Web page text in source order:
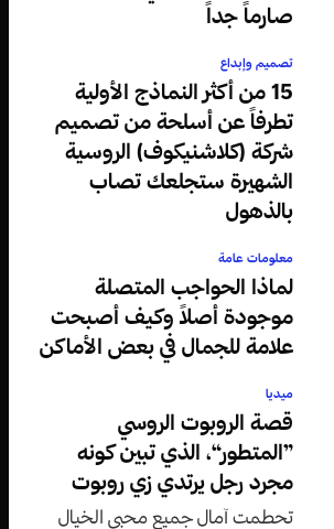
صارماً جداً
تصميم وإبداع
15 من أكثر النماذج الأولية
تطرفاً عن أسلحة من تصميم
شركة (كلاشنيكوف) الروسية
الشهيرة ستجلعك تصاب
بالذهول
معلومات عامة
لماذا الحواجب المتصلة
موجودة أصلاً وكيف أصبحت
علامة للجمال في بعض الأماكن
ميديا
قصة الروبوت الروسي
”المتطور“، الذي تبين كونه
مجرد رجل يرتدي زي روبوت
تحطمت آمال جميع محبي الخيال